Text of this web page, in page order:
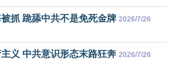
抓 跪舔中共不是免死金牌 2026/7/26
义 中共意识形态末路狂奔 2026/7/26